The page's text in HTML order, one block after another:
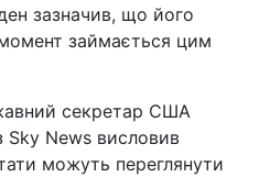
зазначив, що його
займається цим
секретар США
Sky News висловив
можуть переглянути